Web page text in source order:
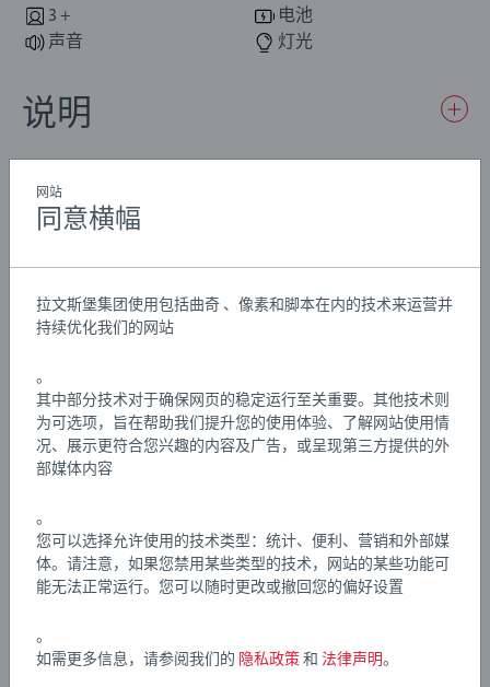
3 +
电池
声音
灯光
说明
进去救援！摇摇欲坠的老旧桥粱遇到麻烦了，而森林里又
发生了火灾，真是祸不单行。使用不同的动作触发器，启
——全部通过使用不同的动作触发器完成。其中甚至还有
一个动作触发器，可以在智能发声系列 app 中打开一个趣
关于智能发声系列：智能发声系列是 BRIO World 的一个精
彩补充。有了它，孩子们就能够掌控互动游戏环境。带声
光电效果的火车头是本款玩具的核心，它可以与周围环境
做出各种动作，如声音、动作和彩色灯光，以增强游戏效
果。如果想让玩乐更有趣，可以为火车头录制您自己的声
音，或使用智能发声系列app 修改声音环境。
件：1 个声光电火车头、7 个动作触发器、2 个动作隧道、
Details
文章编号:
Warning and manufacturer information
Download
网站
同意横幅
拉文斯堡集团使用包括曲奇 、像素和脚本在内的技术来运营并
持续优化我们的网站
。
其中部分技术对于确保网页的稳定运行至关重要。其他技术则
为可选项，旨在帮助我们提升您的使用体验、了解网站使用情
况、展示更符合您兴趣的内容及广告，或呈现第三方提供的外
部媒体内容
。
您可以选择允许使用的技术类型：统计、便利、营销和外部媒
体。请注意，如果您禁用某些类型的技术，网站的某些功能可
能无法正常运行。您可以随时更改或撤回您的偏好设置
。
如需更多信息，请参阅我们的 隐私政策 和 法律声明。